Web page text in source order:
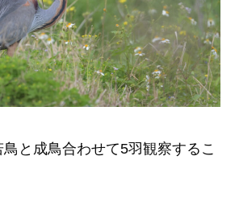
と成鳥合わせて5羽観察するこ